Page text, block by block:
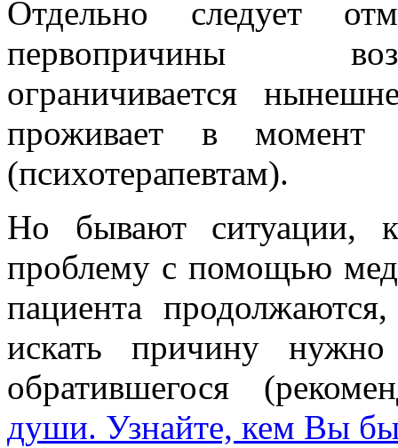
Отдельно следует
первопричины
ограничивается
проживает в момент
(психотерапевтам).
Но бывают ситуации,
проблему с помощью
пациента
искать причину
обратившегося
души. Узнайте, кем Вы